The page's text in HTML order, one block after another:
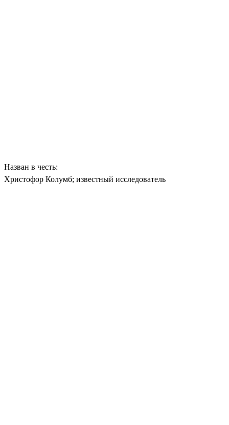
Назван в честь:
Христофор Колумб; известный исследователь